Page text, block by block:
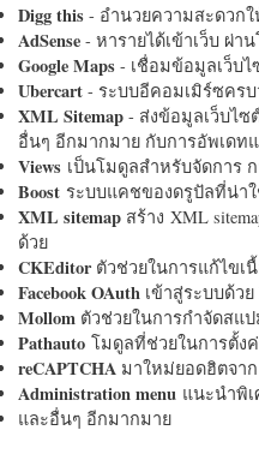
Digg this- อำนวยความสะดวกใ
AdSense- หารายได้เข้าเว็บ ผ่า
Google Maps- เชื่อมข้อมูลเว็บไ
Ubercart- ระบบอีคอมเมิร์ซครบ
XML Sitemap- ส่งข้อมูลเว็บไซ
อื่นๆ อีกมากมาย กับการอัพเด
Views เป็นโมดูลสำหรับจัดการ
Boost ระบบแคชของดรูปัลที่น่า
XML sitemapสร้าง XML
ด้วย
CKEditorตัวช่วยในการแก้ไขเ
Facebook OAuth เข้าสู่ระบบด้วย
Mollom ตัวช่วยในการกำจัดสแ
Pathautoโมดูลที่ช่วยในการตั้ง
reCAPTCHA มาใหม่ยอดฮิตจา
Administration menu แนะนำพิ
และอื่นๆ อีกมากมาย